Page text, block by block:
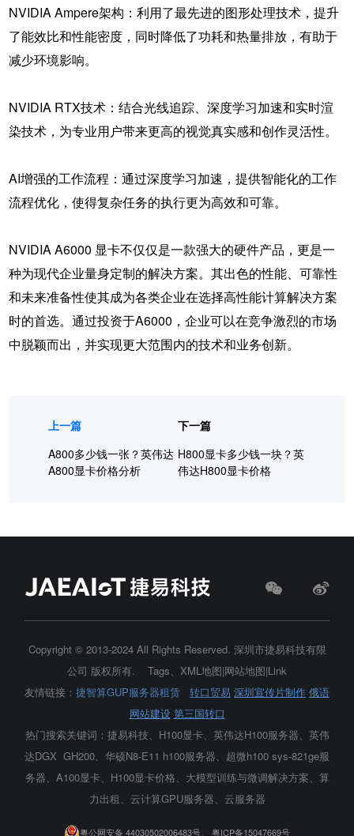
NVIDIA Ampere架构：利用了最先进的图形处理技术，提升
了能效比和性能密度，同时降低了功耗和热量排放，有助于
减少环境影响。
NVIDIA RTX技术：结合光线追踪、深度学习加速和实时渲
染技术，为专业用户带来更高的视觉真实感和创作灵活性。
AI增强的工作流程：通过深度学习加速，提供智能化的工作
流程优化，使得复杂任务的执行更为高效和可靠。
NVIDIA A6000 显卡不仅仅是一款强大的硬件产品，更是一
种为现代企业量身定制的解决方案。其出色的性能、可靠性
和未来准备性使其成为各类企业在选择高性能计算解决方案
时的首选。通过投资于A6000，企业可以在竞争激烈的市场
中脱颖而出，并实现更大范围内的技术和业务创新。
上一篇
A800多少钱一张？英伟达
A800显卡价格分析
下一篇
H800显卡多少钱一块？英
伟达H800显卡价格
Copyright © 2013-2024 All Rights Reserved. 深圳市捷易科技有限
公司 版权所有. Tags、 XML地图|网站地图|Link
友情链接： 捷智算GUP服务器租赁 转口贸易 深圳宣传片制作 俄语
网站建设 第三国转口
热门搜索关键词：捷易科技、H100显卡、 英伟达H100服务器、英伟
达DGX GH200、华硕N8-E11 h100服务器、超微h100 sys-821ge服
务器、A100显卡、H100显卡价格、大模型训练与微调解决方案、算
力出租、云计算GPU服务器、云服务器
粤公网安备 44030502006483号、 粤ICP备15047669号